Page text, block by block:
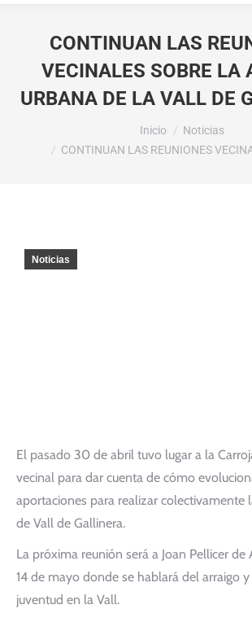
CONTINUAN LAS
VECINALES SOBRE LA
URBANA DE LA VALL DE
Inicio
Noticias
CONTINUAN LAS REUNIONES
Noticias
El pasado 30 de abril tuvo lugar a la
vecinal para dar cuenta de cómo
aportaciones para realizar colectivamente
de Vall de Gallinera.
La próxima reunión será a Joan Pellicer de
14 de mayo donde se hablará del arraigo
juventud en la Vall.